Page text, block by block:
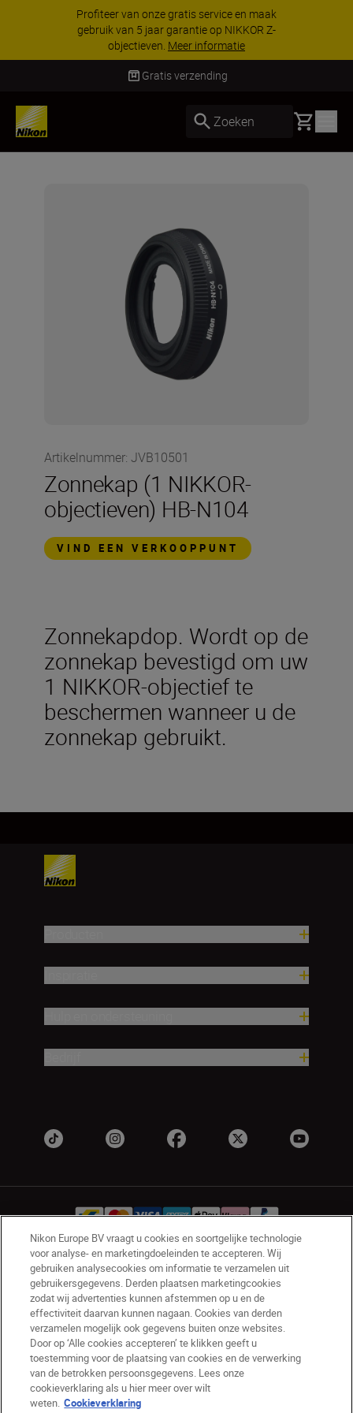
Profiteer van onze gratis service en maak
gebruik van 5 jaar garantie op NIKKOR Z-
objectieven. Meer informatie
Gratis verzending
Zoeken Basket
Artikelnummer: JVB10501
Zonnekap (1 NIKKOR-
objectieven) HB-N104
VIND EEN VERKOOPPUNT
Zonnekapdop. Wordt op de
zonnekap bevestigd om uw
1 NIKKOR-objectief te
beschermen wanneer u de
zonnekap gebruikt.
BE(nl) Nikon Sites
Contact opnemen
Privacyverklaring
Gebruiksvoorwaarden
Nikon Store - Algemene voorwaarden
Cookieverklaring
Toegankelijkheid
Cookie-instellingen
© 2026 Nikon
Nikon Europe BV vraagt u cookies en soortgelijke technologie
voor analyse- en marketingdoeleinden te accepteren. Wij
gebruiken analysecookies om informatie te verzamelen uit
gebruikersgegevens. Derden plaatsen marketingcookies
zodat wij advertenties kunnen afstemmen op u en de
effectiviteit daarvan kunnen nagaan. Cookies van derden
verzamelen mogelijk ook gegevens buiten onze websites.
Door op ‘Alle cookies accepteren’ te klikken geeft u
toestemming voor de plaatsing van cookies en de verwerking
van de betrokken persoonsgegevens. Lees onze
cookieverklaring als u hier meer over wilt
weten. Cookieverklaring